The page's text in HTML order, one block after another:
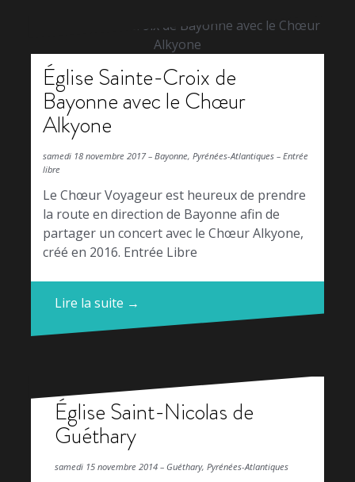
Église Sainte-Croix de
Bayonne avec le Chœur
Alkyone
samedi 18 novembre 2017 – Bayonne, Pyrénées-Atlantiques – Entrée
libre
Le Chœur Voyageur est heureux de prendre
la route en direction de Bayonne afin de
partager un concert avec le Chœur Alkyone,
créé en 2016. Entrée Libre
Lire la suite →
Église Saint-Nicolas de
Guéthary
samedi 15 novembre 2014 – Guéthary, Pyrénées-Atlantiques